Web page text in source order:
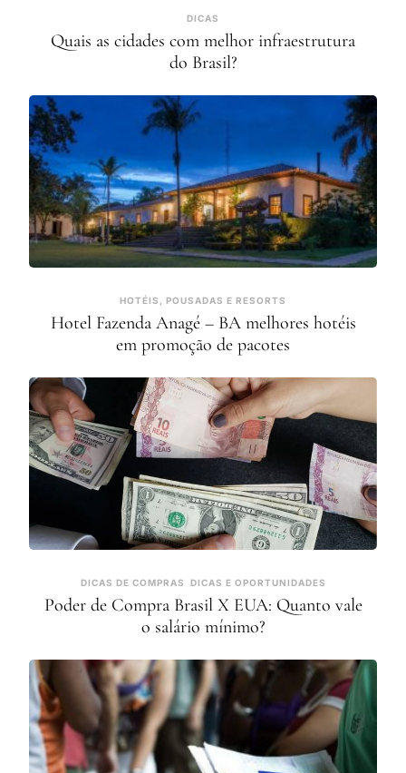
DICAS
Quais as cidades com melhor infraestrutura
do Brasil?
HOTÉIS, POUSADAS E RESORTS
Hotel Fazenda Anagé – BA melhores hotéis
em promoção de pacotes
DICAS DE COMPRAS DICAS E OPORTUNIDADES
Poder de Compra Brasil X EUA: Quanto vale
o salário mínimo?